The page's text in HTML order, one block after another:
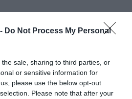
Do Not Process My Personal
sale, sharing to third parties, or
or sensitive information for
please use the below opt-out
Please note that after your